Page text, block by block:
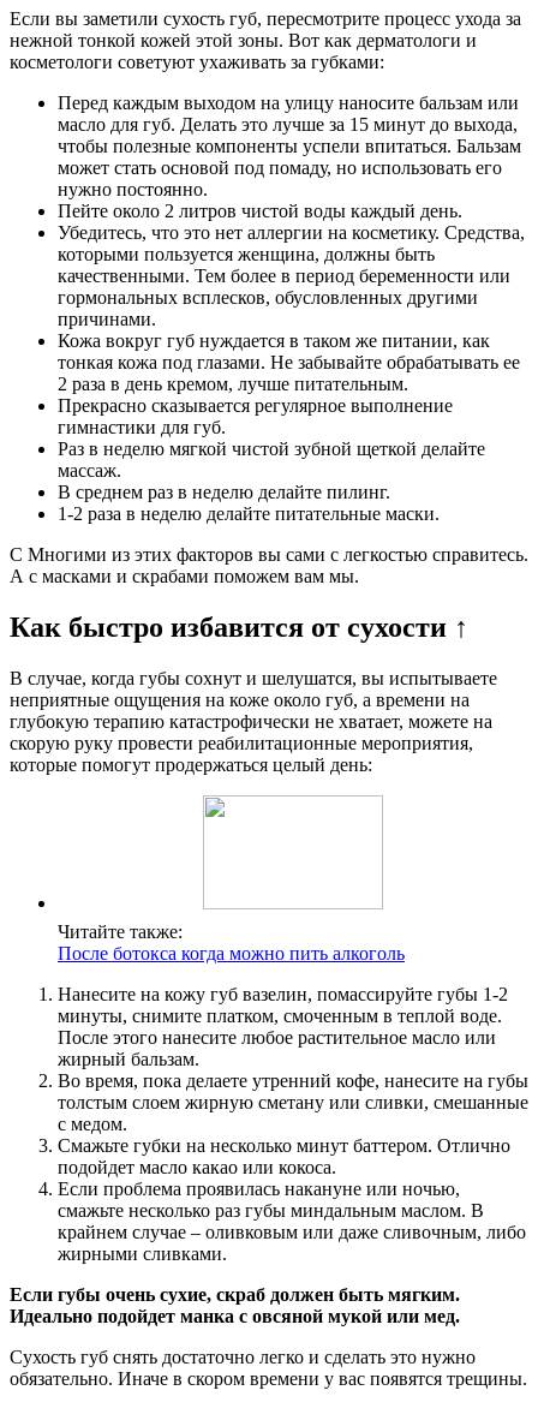
Если вы заметили сухость губ, пересмотрите процесс ухода за
нежной тонкой кожей этой зоны. Вот как дерматологи и
косметологи советуют ухаживать за губками:
Перед каждым выходом на улицу наносите бальзам или
масло для губ. Делать это лучше за 15 минут до выхода,
чтобы полезные компоненты успели впитаться. Бальзам
может стать основой под помаду, но использовать его
нужно постоянно.
Пейте около 2 литров чистой воды каждый день.
Убедитесь, что это нет аллергии на косметику. Средства,
которыми пользуется женщина, должны быть
качественными. Тем более в период беременности или
гормональных всплесков, обусловленных другими
причинами.
Кожа вокруг губ нуждается в таком же питании, как
тонкая кожа под глазами. Не забывайте обрабатывать ее
2 раза в день кремом, лучше питательным.
Прекрасно сказывается регулярное выполнение
гимнастики для губ.
Раз в неделю мягкой чистой зубной щеткой делайте
массаж.
В среднем раз в неделю делайте пилинг.
1-2 раза в неделю делайте питательные маски.
С Многими из этих факторов вы сами с легкостью справитесь.
А с масками и скрабами поможем вам мы.
Как быстро избавится от сухости ↑
В случае, когда губы сохнут и шелушатся, вы испытываете
неприятные ощущения на коже около губ, а времени на
глубокую терапию катастрофически не хватает, можете на
скорую руку провести реабилитационные мероприятия,
которые помогут продержаться целый день:
Читайте также:
После ботокса когда можно пить алкоголь
Нанесите на кожу губ вазелин, помассируйте губы 1-2
минуты, снимите платком, смоченным в теплой воде.
После этого нанесите любое растительное масло или
жирный бальзам.
Во время, пока делаете утренний кофе, нанесите на губы
толстым слоем жирную сметану или сливки, смешанные
с медом.
Смажьте губки на несколько минут баттером. Отлично
подойдет масло какао или кокоса.
Если проблема проявилась накануне или ночью,
смажьте несколько раз губы миндальным маслом. В
крайнем случае – оливковым или даже сливочным, либо
жирными сливками.
Если губы очень сухие, скраб должен быть мягким.
Идеально подойдет манка с овсяной мукой или мед.
Сухость губ снять достаточно легко и сделать это нужно
обязательно. Иначе в скором времени у вас появятся трещины.